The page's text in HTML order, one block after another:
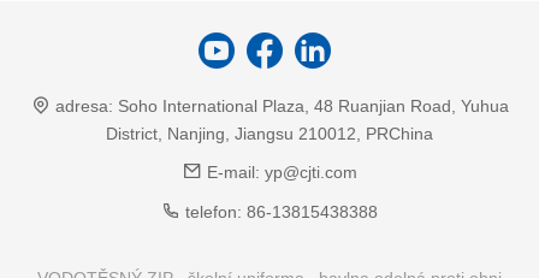
adresa: Soho International Plaza, 48 Ruanjian Road, Yuhua
District, Nanjing, Jiangsu 210012, PRChina
E-mail: yp@cjti.com
telefon: 86-13815438388